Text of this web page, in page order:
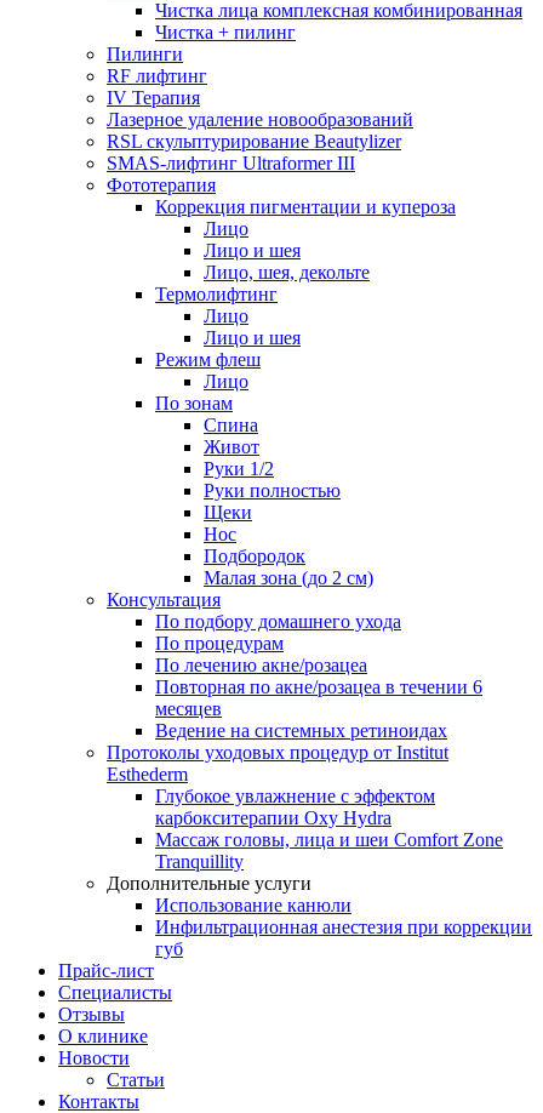
Чистка лица комплексная комбинированная
Чистка + пилинг
Пилинги
RF лифтинг
IV Терапия
Лазерное удаление новообразований
RSL скульптурирование Beautylizer
SMAS-лифтинг Ultraformer III
Фототерапия
Коррекция пигментации и купероза
Лицо
Лицо и шея
Лицо, шея, декольте
Термолифтинг
Лицо
Лицо и шея
Режим флеш
Лицо
По зонам
Спина
Живот
Руки 1/2
Руки полностью
Щеки
Нос
Подбородок
Малая зона (до 2 см)
Консультация
По подбору домашнего ухода
По процедурам
По лечению акне/розацеа
Повторная по акне/розацеа в течении 6
месяцев
Ведение на системных ретиноидах
Протоколы уходовых процедур от Institut
Esthederm
Глубокое увлажнение с эффектом
карбокситерапии Oxy Hydra
Массаж головы, лица и шеи Comfort Zone
Tranquillity
Дополнительные услуги
Использование канюли
Инфильтрационная анестезия при коррекции
губ
Прайс-лист
Специалисты
Отзывы
О клинике
Новости
Статьи
Контакты